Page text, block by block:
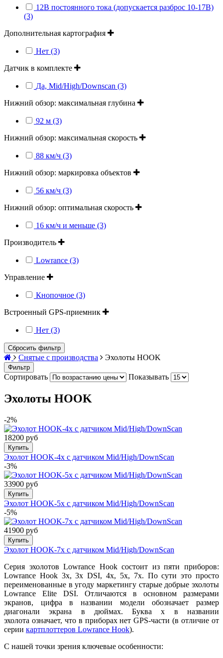
12В постоянного тока (допускается разброс 10-17В)
(3)
Дополнительная картография
Нет (3)
Датчик в комплекте
Да, Mid/High/Downscan (3)
Нижний обзор: максимальная глубина
92 м (3)
Нижний обзор: максимальная скорость
88 км/ч (3)
Нижний обзор: маркировка объектов
56 км/ч (3)
Нижний обзор: оптимальная скорость
16 км/ч и меньше (3)
Производитель
Lowrance (3)
Управление
Кнопочное (3)
Встроенный GPS-приемник
Нет (3)
Сбросить фильтр
Снятые с производства Эхолоты HOOK
Фильтр
Сортировать Показывать
Эхолоты HOOK
-2%
18200 руб
Купить
Эхолот HOOK-4x с датчиком Mid/High/DownScan
-3%
33900 руб
Купить
Эхолот HOOK-5x с датчиком Mid/High/DownScan
-5%
41900 руб
Купить
Эхолот HOOK-7x с датчиком Mid/High/DownScan
Серия эхолотов Lowrance Hook состоит из пяти приборов:
Lowrance Hook 3x, 3x DSI, 4x, 5x, 7x. По сути это просто
переименованные в угоду маркетингу старые добрые эхолоты
Lowrance Elite DSI. Отличаются в основном размерами
экранов, цифра в названии модели обозначает размер
диагонали экрана в дюймах. Буква х в названии
эхолота означает, что в приборах нет GPS-части (в отличие от
серии картплоттеров Lowrance Hook).
С нашей точки зрения ключевые особенности: